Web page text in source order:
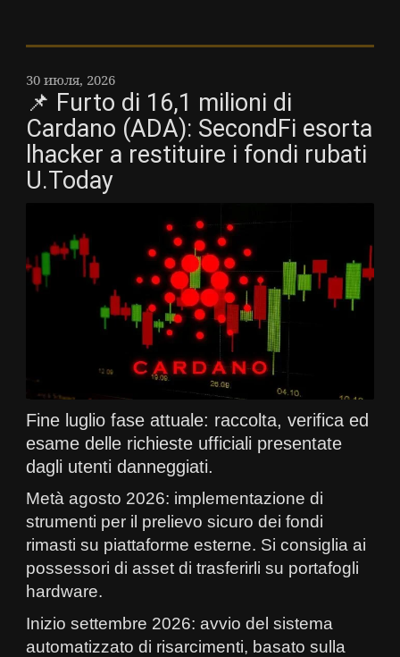
30 июля, 2026
📌 Furto di 16,1 milioni di
Cardano (ADA): SecondFi esorta
lhacker a restituire i fondi rubati
U.Today
Fine luglio fase attuale: raccolta, verifica ed
esame delle richieste ufficiali presentate
dagli utenti danneggiati.
Metà agosto 2026: implementazione di
strumenti per il prelievo sicuro dei fondi
rimasti su piattaforme esterne. Si consiglia ai
possessori di asset di trasferirli su portafogli
hardware.
Inizio settembre 2026: avvio del sistema
automatizzato di risarcimenti, basato sulla